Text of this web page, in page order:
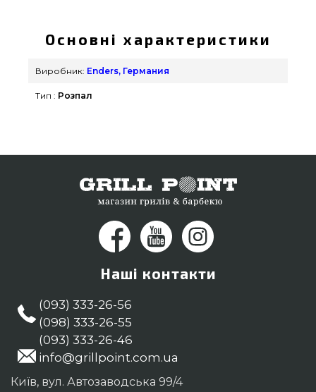
нормальною ціною всего 110 грн. в магазині
грилів та барбекю Гриль Поінт. Дивитесь і
замовляйте також Вугілля & Розпал для гриля в
нашим працівникам по номеру (044) 334-76-95 и
Основні характеристики
Виробник: Enders, Германия
Тип : Розпал
Наші контакти
(093) 333-26-56
(098) 333-26-55
(093) 333-26-46
info@grillpoint.com.ua
Київ, вул. Автозаводська 99/4